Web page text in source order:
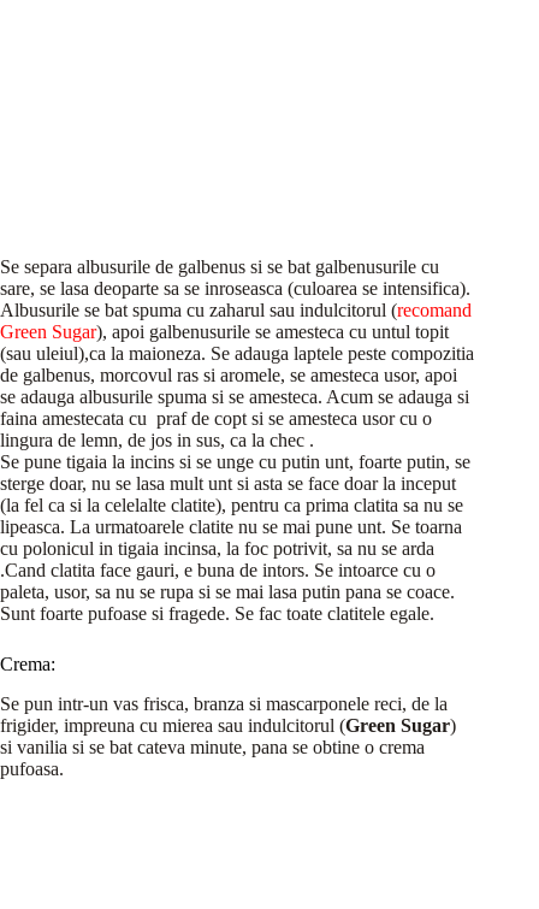
Se separa albusurile de galbenus si se bat galbenusurile cu
sare, se lasa deoparte sa se inroseasca (culoarea se intensifica).
Albusurile se bat spuma cu zaharul sau indulcitorul (recomand
Green Sugar), apoi galbenusurile se amesteca cu untul topit
(sau uleiul),ca la maioneza. Se adauga laptele peste compozitia
de galbenus, morcovul ras si aromele, se amesteca usor, apoi
se adauga albusurile spuma si se amesteca. Acum se adauga si
faina amestecata cu praf de copt si se amesteca usor cu o
lingura de lemn, de jos in sus, ca la chec .
Se pune tigaia la incins si se unge cu putin unt, foarte putin, se
sterge doar, nu se lasa mult unt si asta se face doar la inceput
(la fel ca si la celelalte clatite), pentru ca prima clatita sa nu se
lipeasca. La urmatoarele clatite nu se mai pune unt. Se toarna
cu polonicul in tigaia incinsa, la foc potrivit, sa nu se arda
.Cand clatita face gauri, e buna de intors. Se intoarce cu o
paleta, usor, sa nu se rupa si se mai lasa putin pana se coace.
Sunt foarte pufoase si fragede. Se fac toate clatitele egale.
Crema:
Se pun intr-un vas frisca, branza si mascarponele reci, de la
frigider, impreuna cu mierea sau indulcitorul (Green Sugar)
si vanilia si se bat cateva minute, pana se obtine o crema
pufoasa.